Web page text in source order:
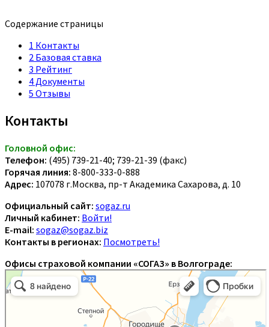
Содержание страницы
1 Контакты
2 Базовая ставка
3 Рейтинг
4 Документы
5 Отзывы
Контакты
Головной офис:
Телефон: (495) 739-21-40; 739-21-39 (факс)
Горячая линия: 8-800-333-0-888
Адрес: 107078 г.Москва, пр-т Академика Сахарова, д. 10
Официальный сайт: sogaz.ru
Личный кабинет: Войти!
E-mail: sogaz@sogaz.biz
Контакты в регионах: Посмотреть!
Офисы страховой компании «СОГАЗ» в Волгограде: